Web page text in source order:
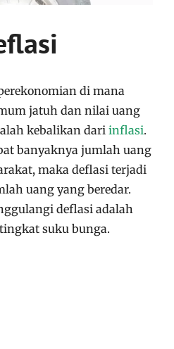
di mana
jatuh dan nilai uang
kebalikan dari inflasi.
banyaknya jumlah uang
maka deflasi terjadi
uang yang beredar.
deflasi adalah
suku bunga.